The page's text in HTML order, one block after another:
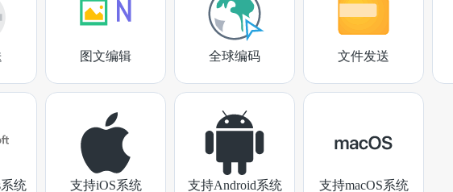
图文编辑 全球编码 文件发送
统 支持iOS系统 支持Android系统 支持macOS系统